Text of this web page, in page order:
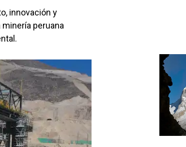
innovación y
peruana